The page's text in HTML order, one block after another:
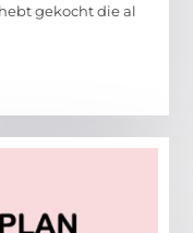
gekocht die al